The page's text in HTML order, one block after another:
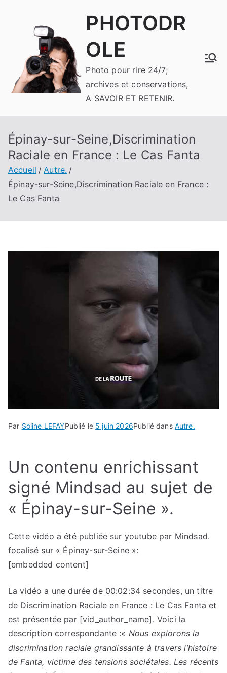
PHOTODR
OLE
Photo pour rire 24/7;
archives et conservations,
A SAVOIR ET RETENIR.
Épinay-sur-Seine,Discrimination
Raciale en France : Le Cas Fanta
Accueil
Autre.
Épinay-sur-Seine,Discrimination Raciale en France :
Le Cas Fanta
Par Soline LEFAYPublié le 5 juin 2026Publié dans Autre.
Un contenu enrichissant
signé Mindsad au sujet de
« Épinay-sur-Seine ».
Cette vidéo a été publiée sur youtube par Mindsad.
focalisé sur « Épinay-sur-Seine »:
[embedded content]
La vidéo a une durée de 00:02:34 secondes, un titre
de Discrimination Raciale en France : Le Cas Fanta et
est présentée par [vid_author_name]. Voici la
description correspondante :« Nous explorons la
discrimination raciale grandissante à travers l’histoire
de Fanta, victime des tensions sociétales. Les récents